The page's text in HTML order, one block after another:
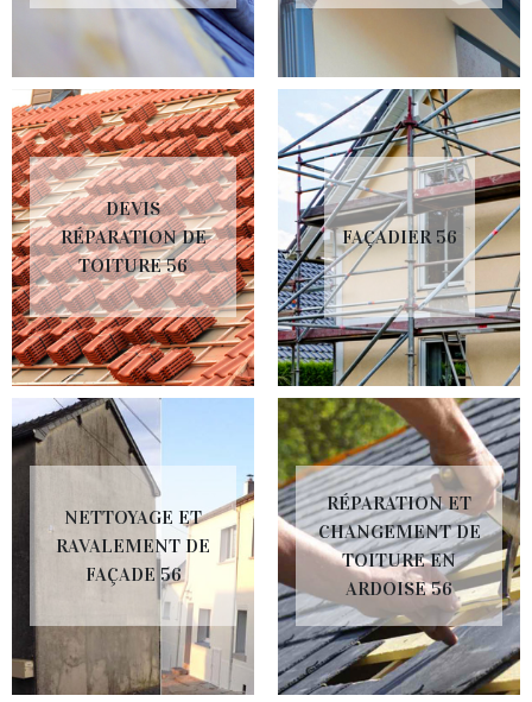
DEVIS
RÉPARATION DE
TOITURE 56
FAÇADIER 56
NETTOYAGE ET
RAVALEMENT DE
FAÇADE 56
RÉPARATION ET
CHANGEMENT DE
TOITURE EN
ARDOISE 56